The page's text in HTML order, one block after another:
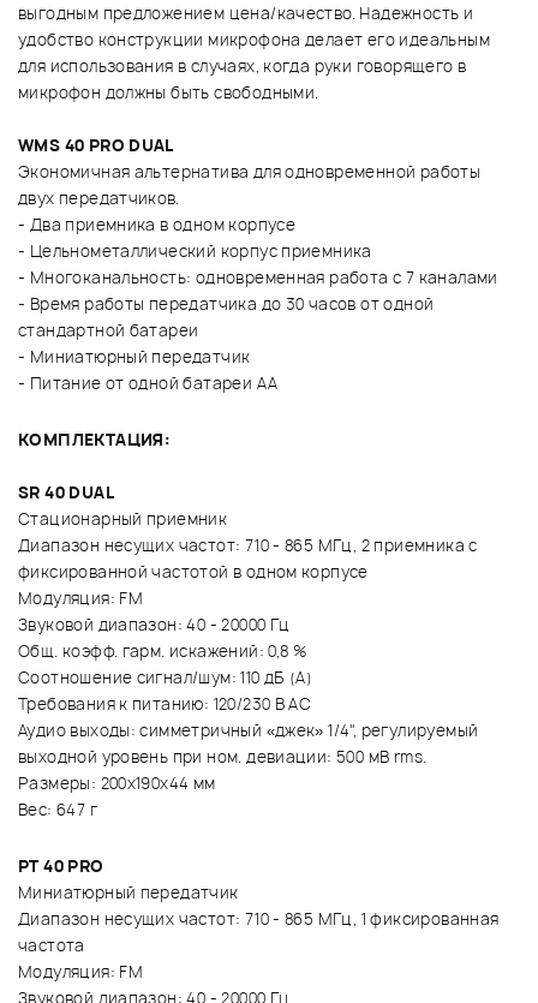
выгодным предложением цена/качество. Надежность и
удобство конструкции микрофона делает его идеальным
для использования в случаях, когда руки говорящего в
микрофон должны быть свободными.
WMS 40 PRO DUAL
Экономичная альтернатива для одновременной работы
двух передатчиков.
- Два приемника в одном корпусе
- Цельнометаллический корпус приемника
- Многоканальность: одновременная работа с 7 каналами
- Время работы передатчика до 30 часов от одной
стандартной батареи
- Миниатюрный передатчик
- Питание от одной батареи AA
КОМПЛЕКТАЦИЯ:
SR 40 DUAL
Стационарный приемник
Диапазон несущих частот: 710 - 865 МГц, 2 приемника с
фиксированной частотой в одном корпусе
Модуляция: FM
Звуковой диапазон: 40 - 20000 Гц
Общ. коэфф. гарм. искажений: 0,8 %
Соотношение сигнал/шум: 110 дБ (A)
Требования к питанию: 120/230 В AC
Аудио выходы: симметричный «джек» 1/4", регулируемый
выходной уровень при ном. девиации: 500 мВ rms.
Размеры: 200x190x44 мм
Вес: 647 г
PT 40 PRO
Миниатюрный передатчик
Диапазон несущих частот: 710 - 865 МГц, 1 фиксированная
частота
Модуляция: FM